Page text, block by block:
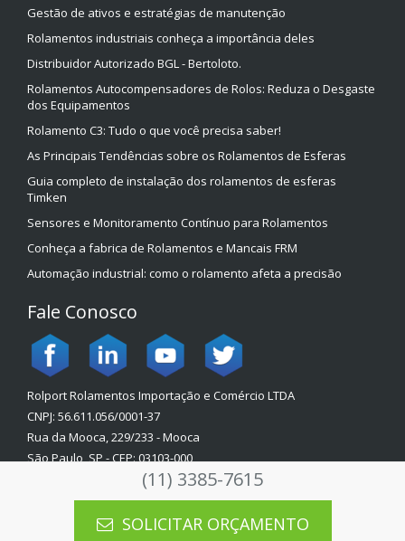
Gestão de ativos e estratégias de manutenção
Rolamentos industriais conheça a importância deles
Distribuidor Autorizado BGL - Bertoloto.
Rolamentos Autocompensadores de Rolos: Reduza o Desgaste
dos Equipamentos
Rolamento C3: Tudo o que você precisa saber!
As Principais Tendências sobre os Rolamentos de Esferas
Guia completo de instalação dos rolamentos de esferas
Timken
Sensores e Monitoramento Contínuo para Rolamentos
Conheça a fabrica de Rolamentos e Mancais FRM
Automação industrial: como o rolamento afeta a precisão
Fale Conosco
Rolport Rolamentos Importação e Comércio LTDA
CNPJ: 56.611.056/0001-37
Rua da Mooca, 229/233 - Mooca
São Paulo, SP - CEP: 03103-000
Política de Privacidade
(11) 3385-7615
SOLICITAR ORÇAMENTO